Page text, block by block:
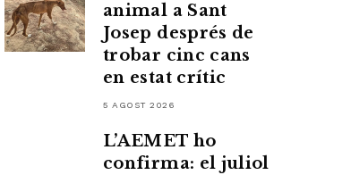
animal a Sant
Josep després de
trobar cinc cans
en estat crític
5 AGOST 2026
L’AEMET ho
confirma: el juliol